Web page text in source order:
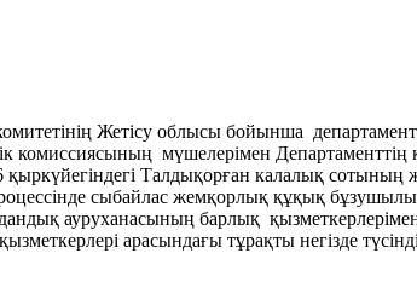
Жетісу облысы бойынша
мүшелерімен Департаменттің
Талдықорған калалық сотының
сыбайлас жемқорлық құқық
ауруханасының барлық
арасындағы тұрақты негізде